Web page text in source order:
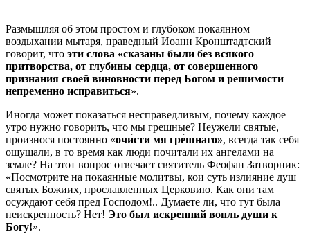
Размышляя об этом простом и глубоком покаянном
воздыхании мытаря, праведный Иоанн Кронштадтский
говорит, что эти слова «сказаны были без всякого
притворства, от глубины сердца, от совершенного
признания своей виновности перед Богом и решимости
непременно исправиться».
Иногда может показаться несправедливым, почему каждое
утро нужно говорить, что мы грешные? Неужели святые,
произнося постоянно «очи́сти мя гре́шнаго», всегда так себя
ощущали, в то время как люди почитали их ангелами на
земле? На этот вопрос отвечает святитель Феофан Затворник:
«Посмотрите на покаянные молитвы, кои суть излияние душ
святых Божиих, прославленных Церковию. Как они там
осуждают себя пред Господом!.. Думаете ли, что тут была
неискренность? Нет! Это был искренний вопль души к
Богу!».